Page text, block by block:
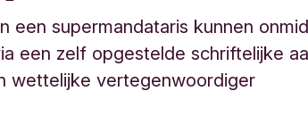
een supermandataris kunnen
een zelf opgestelde schriftelijke
wettelijke vertegenwoordiger